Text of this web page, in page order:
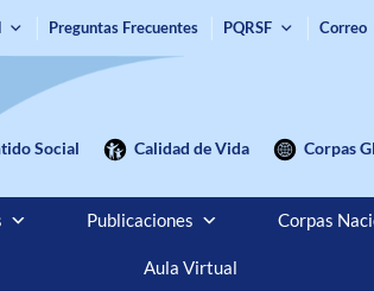
Preguntas Frecuentes PQRSF Correo
Social Calidad de Vida Corpas
Publicaciones Corpas
Aula Virtual